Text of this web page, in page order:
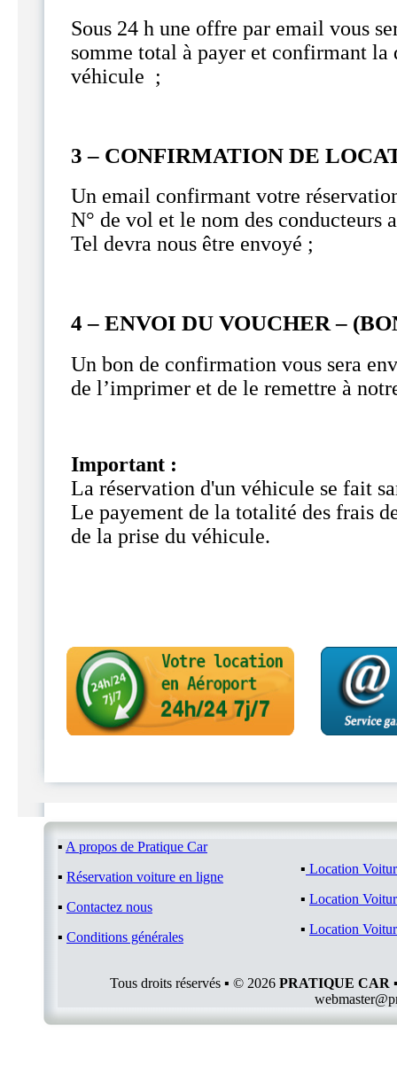
Sous 24 h une offre par email vous
somme total à payer et confirmant
véhicule ;
3 – CONFIRMATION DE
Un email confirmant votre
N° de vol et le nom des conducteurs
Tel devra nous être envoyé ;
4 – ENVOI DU VOUCHER –
Un bon de confirmation vous sera
de l’imprimer et de le remettre à
Important :
La réservation d'un véhicule se fait
Le payement de la totalité des frais
de la prise du véhicule.
▪ A propos de Pratique Car
▪ Réservation voiture en ligne
▪ Contactez nous
▪ Conditions générales
▪ Location
▪ Location
▪ Location
Tous droits réservés ▪ © 2026 PRATIQUE CAR